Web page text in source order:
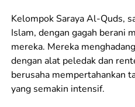
Kelompok Saraya Al-Quds,
Islam, dengan gagah berani
mereka. Mereka
dengan alat peledak dan
berusaha mempertahankan
yang semakin intensif.